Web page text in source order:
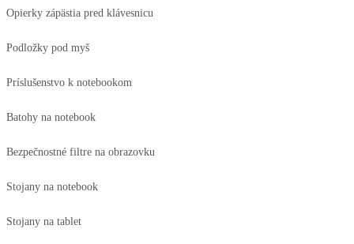
Opierky zápästia pred klávesnicu
Podložky pod myš
Príslušenstvo k notebookom
Batohy na notebook
Bezpečnostné filtre na obrazovku
Stojany na notebook
Stojany na tablet